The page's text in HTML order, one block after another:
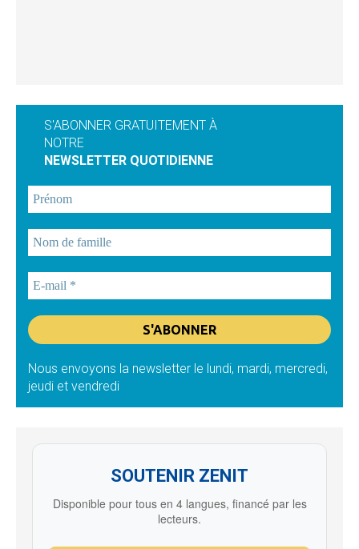
S'ABONNER GRATUITEMENT À
NOTRE
NEWSLETTER QUOTIDIENNE
Nous envoyons la newsletter le lundi, mardi, mercredi,
jeudi et vendredi
SOUTENIR ZENIT
Disponible pour tous en 4 langues, financé par les
lecteurs.